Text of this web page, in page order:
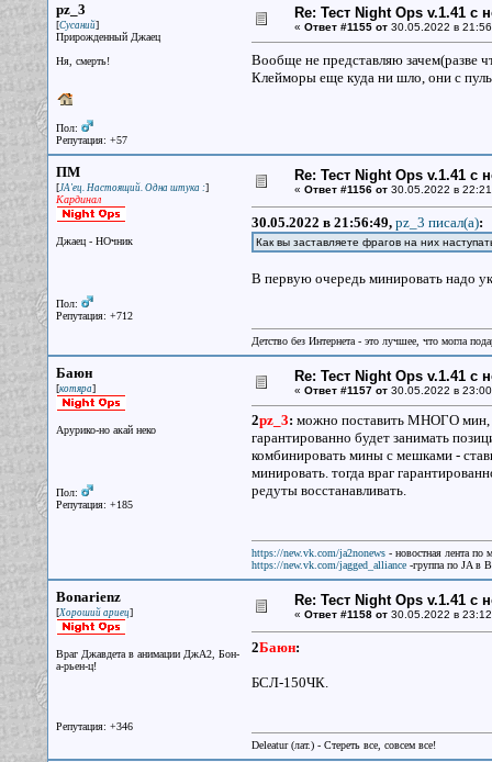
pz_3
[Сусаний]
Прирожденный Джаец
Ня, смерть!
Пол:
Репутация: +57
Re: Тест Night Ops v.1.41 с
« Ответ #1155 от30.05.2022 в
Вообще не представляю зачем(разве
Клейморы еще куда ни шло, они с
ПМ
[JA'ец. Настоящий. Одна штука :]
Кардинал
Джаец - НОчник
Пол:
Репутация: +712
Re: Тест Night Ops v.1.41 с
« Ответ #1156 от30.05.2022 в
30.05.2022 в 21:56:49, pz_3 писал(a):
Как вы заставляете фрагов на них
В первую очередь минировать надо
Детство без Интернета - это лучшее, что могла
Баюн
[котяра]
Арурико-но акай неко
Пол:
Репутация: +185
Re: Тест Night Ops v.1.41 с
« Ответ #1157 от30.05.2022 в
2pz_3: можно поставить МНОГО мин,
гарантированно будет занимать
комбинировать мины с мешками -
минировать. тогда враг
редуты восстанавливать.
https://new.vk.com/ja2nonews- новостная лента по
https://new.vk.com/jagged_alliance-группа по JA в
Bonarienz
[Хороший ариец]
Враг Джавдета в анимации ДжА2, Бон-
а-рьен-ц!
Репутация: +346
Re: Тест Night Ops v.1.41 с
« Ответ #1158 от30.05.2022 в
2Баюн:
БСЛ-150ЧК.
Deleatur (лат.) - Стереть все, совсем все!